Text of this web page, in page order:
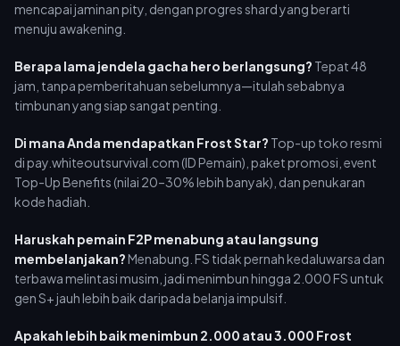
mencapai jaminan pity, dengan progres shard yang berarti
menuju awakening.
Berapa lama jendela gacha hero berlangsung? Tepat 48
jam, tanpa pemberitahuan sebelumnya—itulah sebabnya
timbunan yang siap sangat penting.
Di mana Anda mendapatkan Frost Star? Top-up toko resmi
di pay.whiteoutsurvival.com (ID Pemain), paket promosi, event
Top-Up Benefits (nilai 20–30% lebih banyak), dan penukaran
kode hadiah.
Haruskah pemain F2P menabung atau langsung
membelanjakan?Menabung. FS tidak pernah kedaluwarsa dan
terbawa melintasi musim, jadi menimbun hingga 2.000 FS untuk
gen S+ jauh lebih baik daripada belanja impulsif.
Apakah lebih baik menimbun 2.000 atau 3.000 Frost